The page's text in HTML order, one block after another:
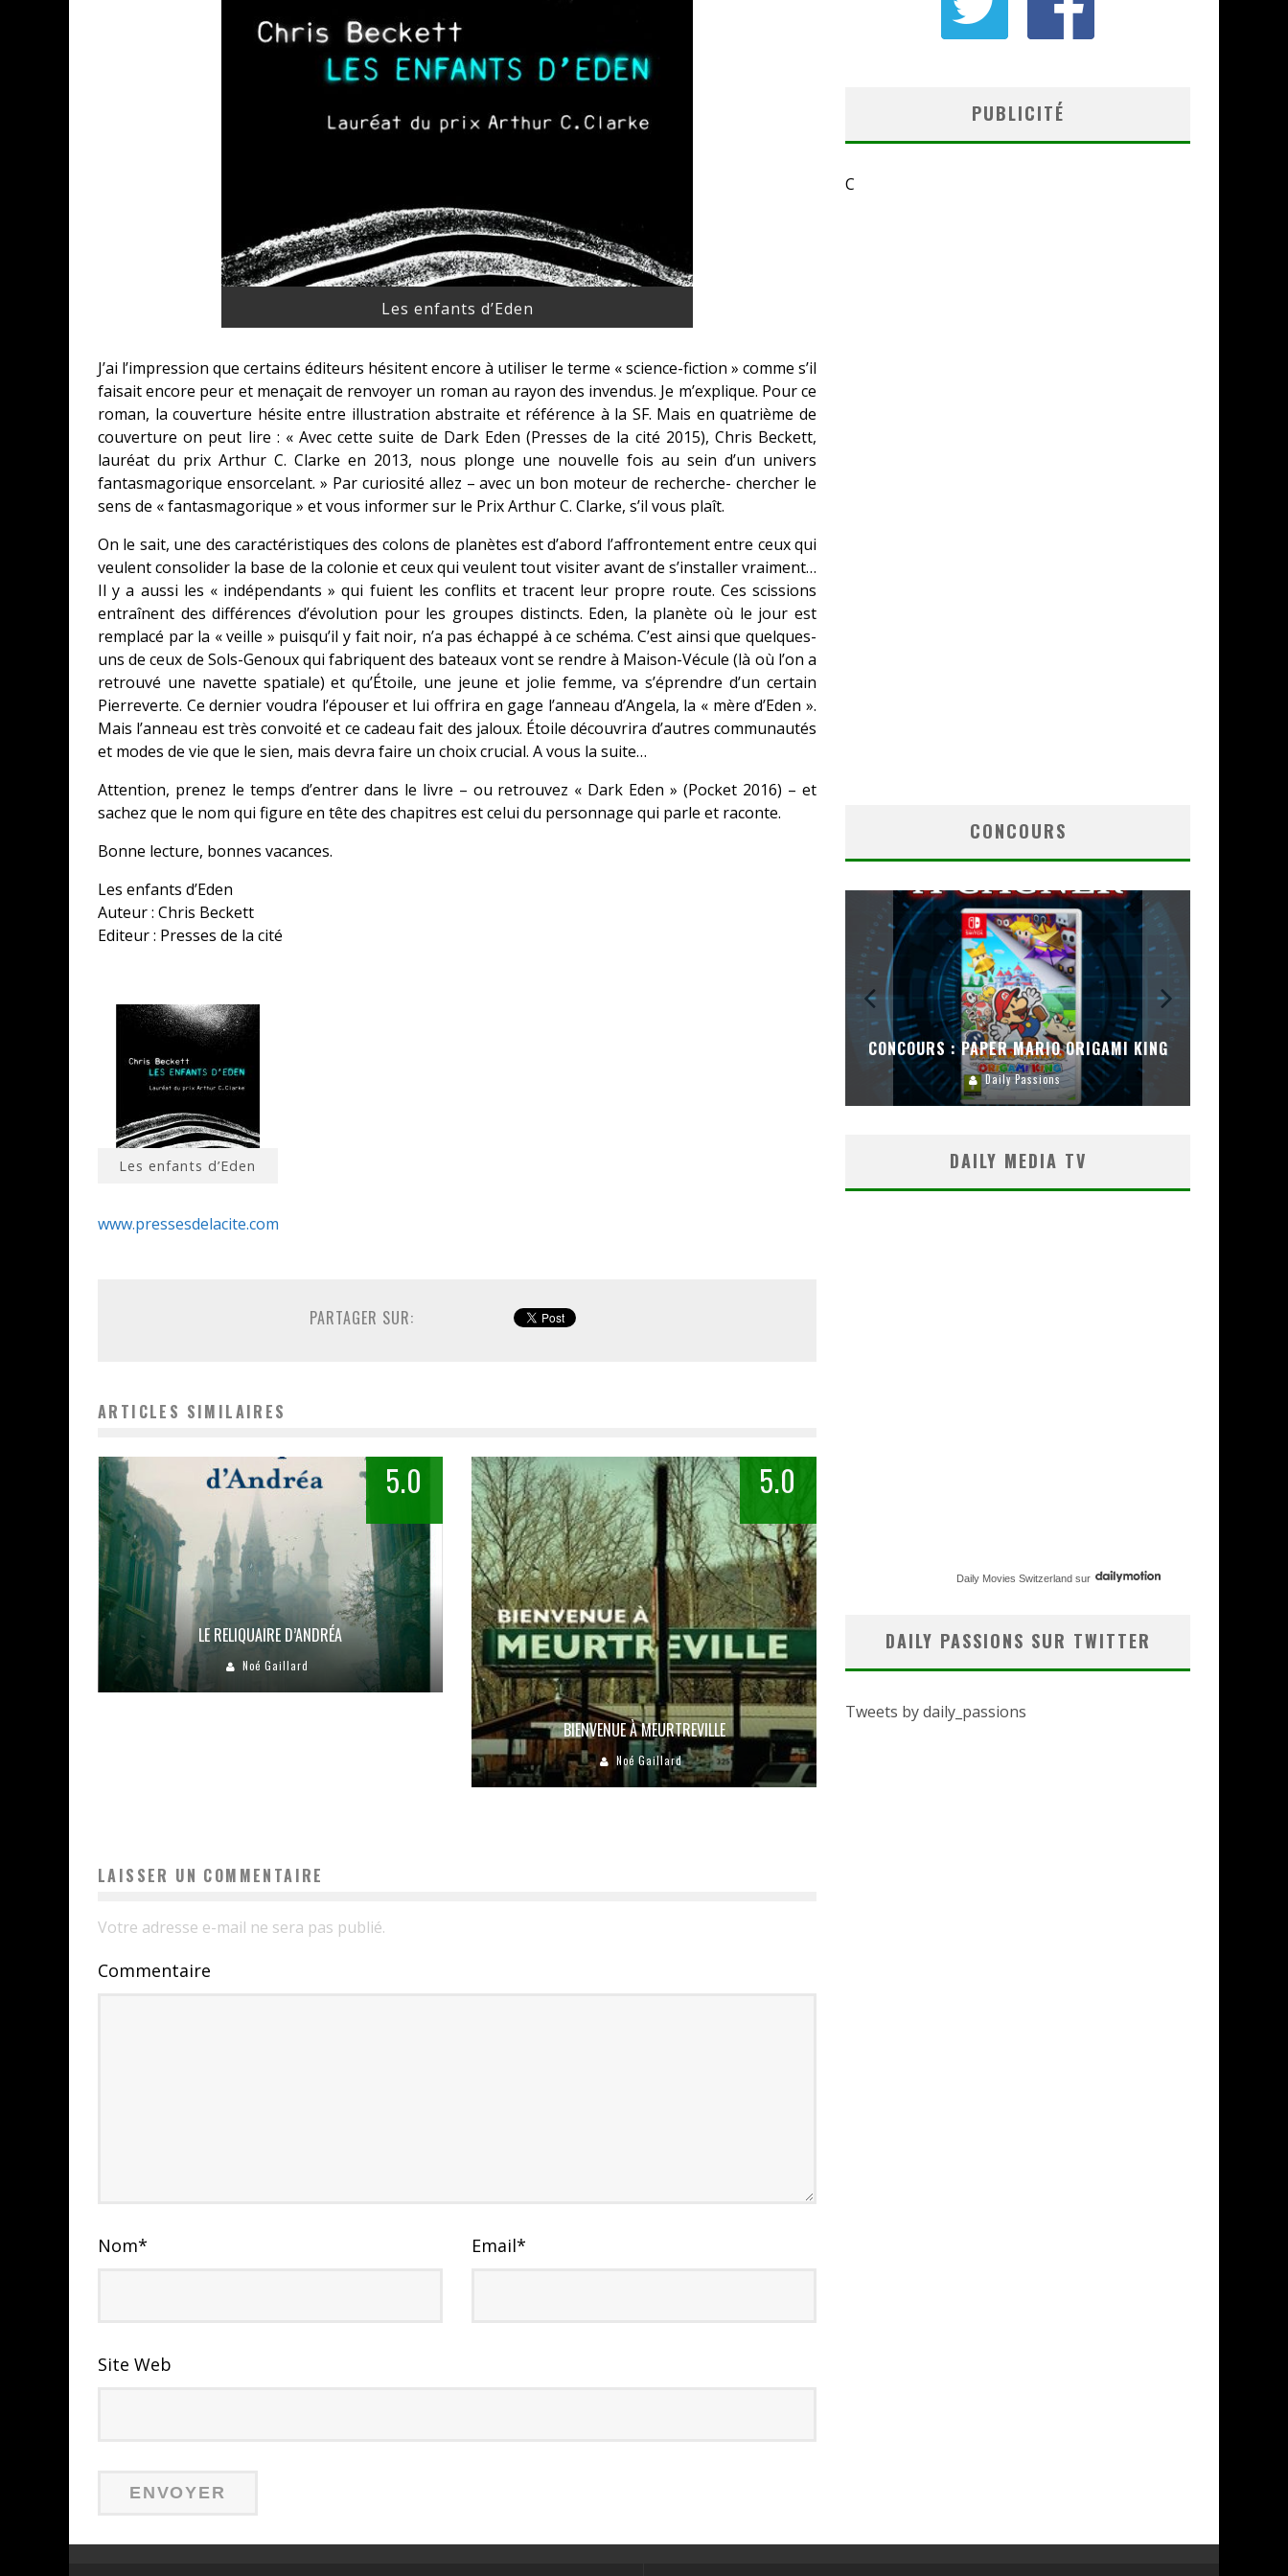
Les enfants d’Eden
J’ai l’impression que certains éditeurs hésitent encore à utiliser le terme « science-fiction » comme s’il
faisait encore peur et menaçait de renvoyer un roman au rayon des invendus. Je m’explique. Pour ce
roman, la couverture hésite entre illustration abstraite et référence à la SF. Mais en quatrième de
couverture on peut lire : « Avec cette suite de Dark Eden (Presses de la cité 2015), Chris Beckett,
lauréat du prix Arthur C. Clarke en 2013, nous plonge une nouvelle fois au sein d’un univers
fantasmagorique ensorcelant. » Par curiosité allez – avec un bon moteur de recherche- chercher le
sens de « fantasmagorique » et vous informer sur le Prix Arthur C. Clarke, s’il vous plaît.
On le sait, une des caractéristiques des colons de planètes est d’abord l’affrontement entre ceux qui
veulent consolider la base de la colonie et ceux qui veulent tout visiter avant de s’installer vraiment…
Il y a aussi les « indépendants » qui fuient les conflits et tracent leur propre route. Ces scissions
entraînent des différences d’évolution pour les groupes distincts. Eden, la planète où le jour est
remplacé par la « veille » puisqu’il y fait noir, n’a pas échappé à ce schéma. C’est ainsi que quelques-
uns de ceux de Sols-Genoux qui fabriquent des bateaux vont se rendre à Maison-Vécule (là où l’on a
retrouvé une navette spatiale) et qu’Étoile, une jeune et jolie femme, va s’éprendre d’un certain
Pierreverte. Ce dernier voudra l’épouser et lui offrira en gage l’anneau d’Angela, la « mère d’Eden ».
Mais l’anneau est très convoité et ce cadeau fait des jaloux. Étoile découvrira d’autres communautés
et modes de vie que le sien, mais devra faire un choix crucial. A vous la suite…
Attention, prenez le temps d’entrer dans le livre – ou retrouvez « Dark Eden » (Pocket 2016) – et
sachez que le nom qui figure en tête des chapitres est celui du personnage qui parle et raconte.
Bonne lecture, bonnes vacances.
Les enfants d’Eden
Auteur : Chris Beckett
Editeur : Presses de la cité
Les enfants d’Eden
www.pressesdelacite.com
PARTAGER SUR:
ARTICLES SIMILAIRES
5.0
LE RELIQUAIRE D’ANDRÉA
Noé Gaillard
5.0
BIENVENUE À MEURTREVILLE
Noé Gaillard
LAISSER UN COMMENTAIRE
Votre adresse e-mail ne sera pas publié.
Commentaire
Nom* Email*
Site Web
PUBLICITÉ
C
CONCOURS
CONCOURS : PAPER MARIO ORIGAMI KING
Daily Passions
DAILY MEDIA TV
Daily Movies Switzerland sur
DAILY PASSIONS SUR TWITTER
Tweets by daily_passions